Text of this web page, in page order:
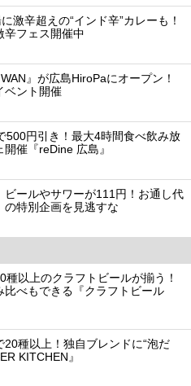
激辛超えの“インド辛”カレーも！
辛フェス開催中
』が広島HiroPaにオープン！
ベント開催
500円引き！最大4時間食べ飲み放
催『reDine 広島』
ビールやサワーが111円！お通し代
特別企画を見逃すな
以上のクラフトビールが揃う！
比べもできる『クラフトビール
種以上！独自ブレンドに“泡だ
KITCHEN』